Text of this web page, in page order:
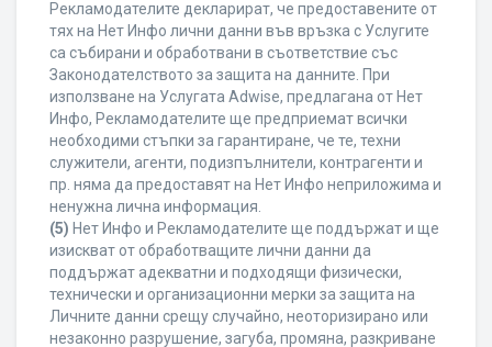
Рекламодателите декларират, че предоставените от
тях на Нет Инфо лични данни във връзка с Услугите
са събирани и обработвани в съответствие със
Законодателството за защита на данните. При
използване на Услугата Adwise, предлагана от Нет
Инфо, Рекламодателите ще предприемат всички
необходими стъпки за гарантиране, че те, техни
служители, агенти, подизпълнители, контрагенти и
пр. няма да предоставят на Нет Инфо неприложима и
ненужна лична информация.
(5) Нет Инфо и Рекламодателите ще поддържат и ще
изискват от обработващите лични данни да
поддържат адекватни и подходящи физически,
технически и организационни мерки за защита на
Личните данни срещу случайно, неоторизирано или
незаконно разрушение, загуба, промяна, разкриване